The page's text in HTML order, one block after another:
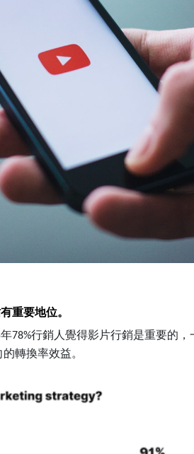
重要地位。
年78%行銷人覺得影片行銷是重要的，
轉換率效益。